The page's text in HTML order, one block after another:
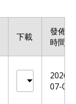
下載
發佈
時間
2026-
07-06